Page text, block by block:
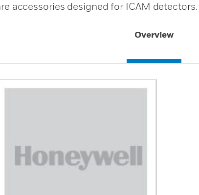
accessories designed for ICAM detectors.
Overview